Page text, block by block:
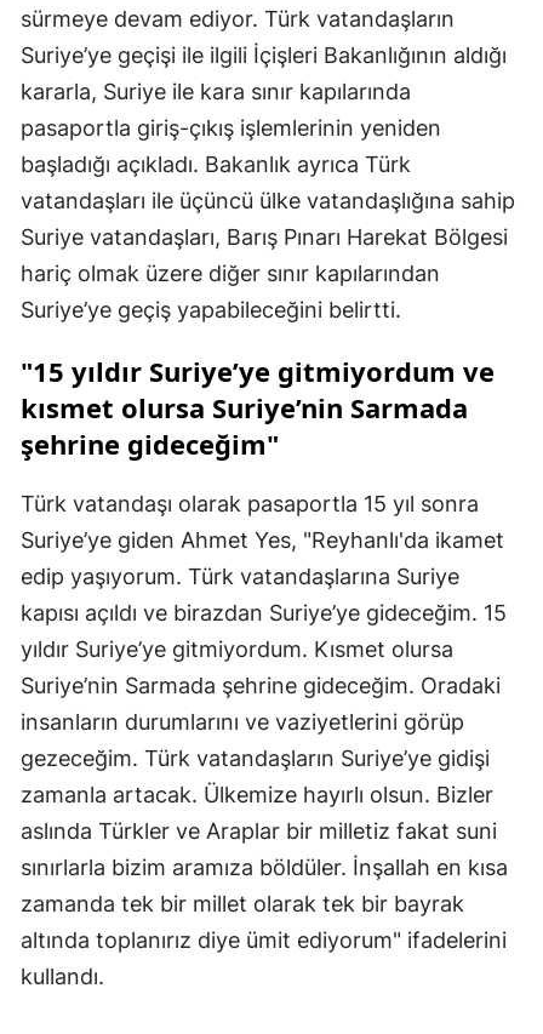
sürmeye devam ediyor. Türk vatandaşların
Suriye’ye geçişi ile ilgili İçişleri Bakanlığının aldığı
kararla, Suriye ile kara sınır kapılarında
pasaportla giriş-çıkış işlemlerinin yeniden
başladığı açıkladı. Bakanlık ayrıca Türk
vatandaşları ile üçüncü ülke vatandaşlığına sahip
Suriye vatandaşları, Barış Pınarı Harekat Bölgesi
hariç olmak üzere diğer sınır kapılarından
Suriye’ye geçiş yapabileceğini belirtti.
"15 yıldır Suriye’ye gitmiyordum ve
kısmet olursa Suriye’nin Sarmada
şehrine gideceğim"
Türk vatandaşı olarak pasaportla 15 yıl sonra
Suriye’ye giden Ahmet Yes, "Reyhanlı'da ikamet
edip yaşıyorum. Türk vatandaşlarına Suriye
kapısı açıldı ve birazdan Suriye’ye gideceğim. 15
yıldır Suriye’ye gitmiyordum. Kısmet olursa
Suriye’nin Sarmada şehrine gideceğim. Oradaki
insanların durumlarını ve vaziyetlerini görüp
gezeceğim. Türk vatandaşların Suriye’ye gidişi
zamanla artacak. Ülkemize hayırlı olsun. Bizler
aslında Türkler ve Araplar bir milletiz fakat suni
sınırlarla bizim aramıza böldüler. İnşallah en kısa
zamanda tek bir millet olarak tek bir bayrak
altında toplanırız diye ümit ediyorum" ifadelerini
kullandı.